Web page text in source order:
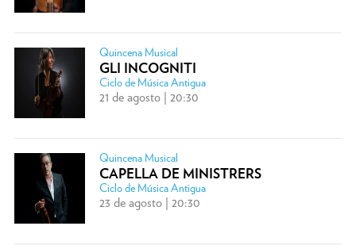
Quincena Musical
GLI INCOGNITI
Ciclo de Música Antigua
21 de agosto | 20:30
Quincena Musical
CAPELLA DE MINISTRERS
Ciclo de Música Antigua
23 de agosto | 20:30